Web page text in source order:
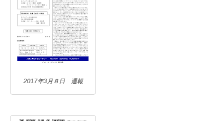
2017年3月８日 週報